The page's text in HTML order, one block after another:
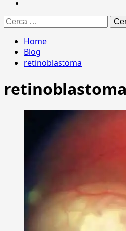
Ricerca
per:
Home
Blog
retinoblastoma
retinoblastoma